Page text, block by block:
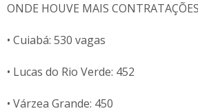
ONDE HOUVE MAIS
• Cuiabá: 530 vagas
• Lucas do Rio Verde: 452
• Várzea Grande: 450